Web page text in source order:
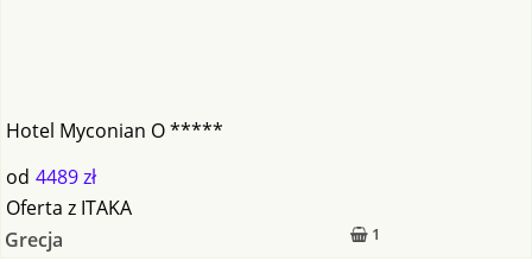
Hotel Myconian O *****
od 4489 zł
1
Oferta z ITAKA
Grecja